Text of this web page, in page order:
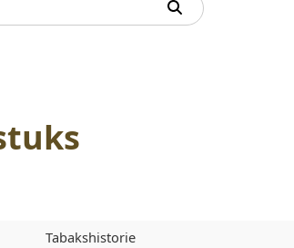
Tabakshistorie